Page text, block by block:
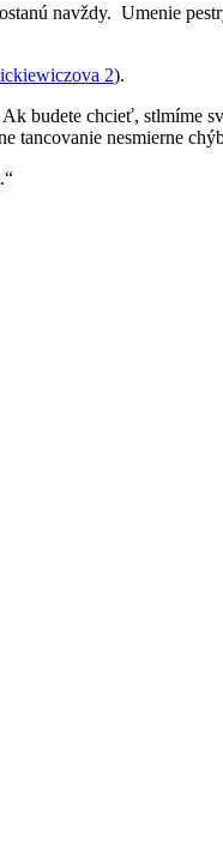
navždy. Umenie
2).
budete chcieť, stlmíme
tancovanie nesmierne
.“